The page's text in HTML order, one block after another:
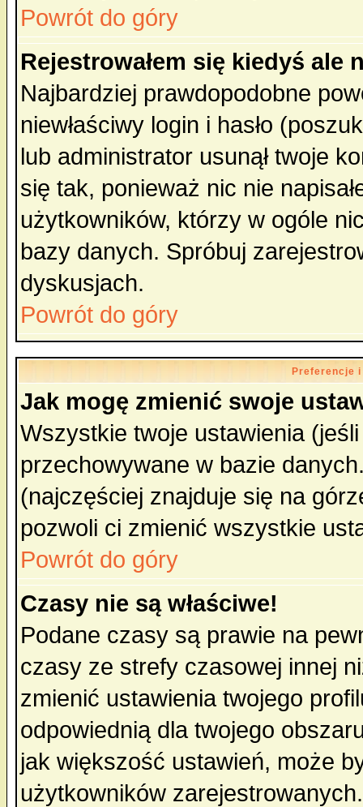
Powrót do góry
Rejestrowałem się kiedyś ale
Najbardziej prawdopodobne
niewłaściwy login i hasło
lub administrator usunął twoje
się tak, ponieważ nic nie
użytkowników, którzy w ogóle
bazy danych. Spróbuj
dyskusjach.
Powrót do góry
Preferencje
Jak mogę zmienić swoje
Wszystkie twoje ustawienia
przechowywane w bazie
(najczęściej znajduje się na
pozwoli ci zmienić wszystkie
Powrót do góry
Czasy nie są właściwe!
Podane czasy są prawie na
czasy ze strefy czasowej innej
zmienić ustawienia twojego
odpowiednią dla twojego
jak większość ustawień, może
użytkowników